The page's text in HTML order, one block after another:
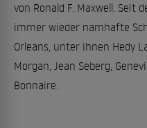
von Ronald F. Maxwell. Seit
immer wieder namhafte
Orleans, unter ihnen Hedy
Morgan, Jean Seberg,
Bonnaire.